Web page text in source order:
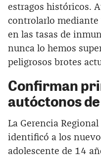
estragos históricos.
controlarlo mediante
en las tasas de
nunca lo hemos
peligrosos brotes
Confirman
autóctonos
La Gerencia
identificó a los
adolescente de 14